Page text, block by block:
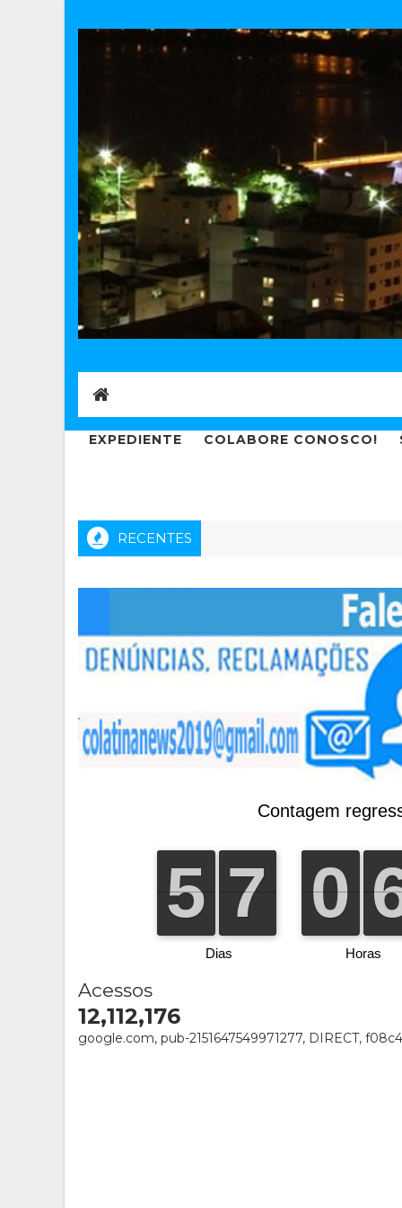
EXPEDIENTE COLABORE CONOSCO!
RECENTES
Acessos
12,112,176
google.com, pub-2151647549971277, DIRECT,